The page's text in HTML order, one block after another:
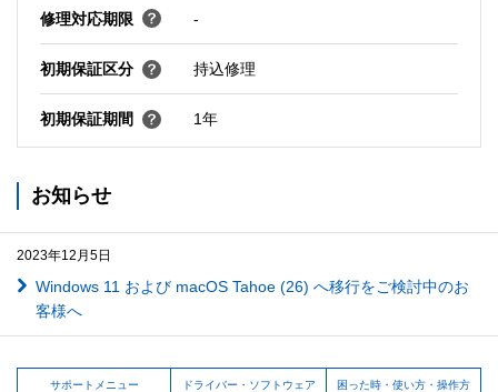
修理対応期限 -
初期保証区分 持込修理
初期保証期間 1年
お知らせ
2023年12月5日
Windows 11 および macOS Tahoe (26) へ移行をご検討中のお
客様へ
サポートメニュー
ドライバー・ソフトウェア
困った時・使い方・操作方